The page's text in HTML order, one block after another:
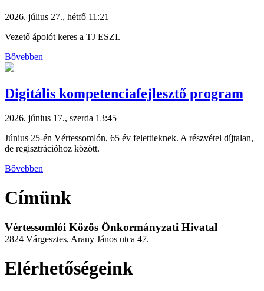
2026. július 27., hétfő 11:21
Vezető ápolót keres a TJ ESZI.
Bővebben
Digitális kompetenciafejlesztő program
2026. június 17., szerda 13:45
Június 25-én Vértessomlón, 65 év felettieknek. A részvétel díjtalan,
de regisztrációhoz között.
Bővebben
Címünk
Vértessomlói Közös Önkormányzati Hivatal
2824 Várgesztes, Arany János utca 47.
Elérhetőségeink